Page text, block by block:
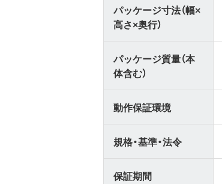
パッケージ寸法（幅×
高さ×奥行）
パッケージ質量（本
体含む）
動作保証環境
規格・基準・法令
保証期間